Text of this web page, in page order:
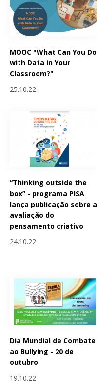
MOOC "What Can You Do
with Data in Your
Classroom?"
25.10.22
“Thinking outside the
box” - programa PISA
lança publicação sobre a
avaliação do
pensamento criativo
24.10.22
Dia Mundial de Combate
ao Bullying - 20 de
outubro
19.10.22